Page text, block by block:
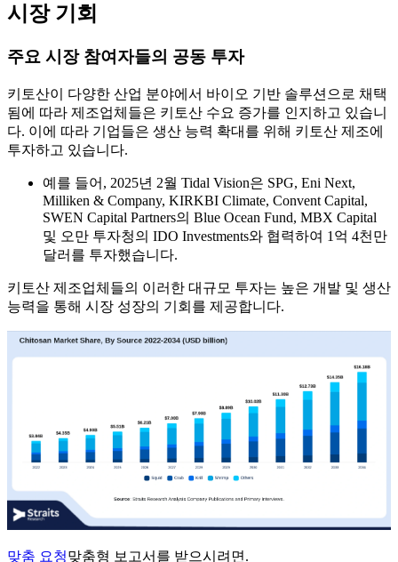
시장 기회
주요 시장 참여자들의 공동 투자
키토산이 다양한 산업 분야에서 바이오 기반 솔루션으로 채택
됨에 따라 제조업체들은 키토산 수요 증가를 인지하고 있습니
다. 이에 따라 기업들은 생산 능력 확대를 위해 키토산 제조에
투자하고 있습니다.
예를 들어, 2025년 2월 Tidal Vision은 SPG, Eni Next,
Milliken & Company, KIRKBI Climate, Convent Capital,
SWEN Capital Partners의 Blue Ocean Fund, MBX Capital
및 오만 투자청의 IDO Investments와 협력하여 1억 4천만
달러를 투자했습니다.
키토산 제조업체들의 이러한 대규모 투자는 높은 개발 및 생산
능력을 통해 시장 성장의 기회를 제공합니다.
맞춤 요청맞춤형 보고서를 받으시려면.